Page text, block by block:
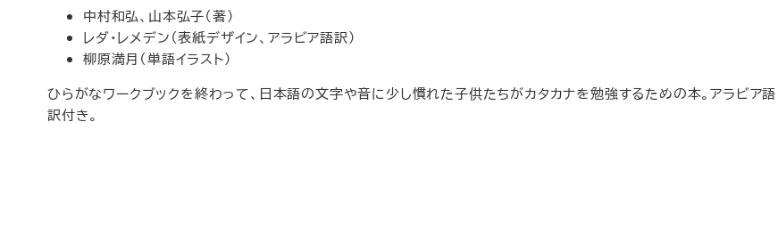
中村和弘、山本弘子（著）
レダ・レメデン（表紙デザイン、アラビア語訳）
柳原満月（単語イラスト）
ひらがなワークブックを終わって、日本語の文字や音に少し慣れた子供たちがカタカナを勉強するための本。アラビア語
訳付き。